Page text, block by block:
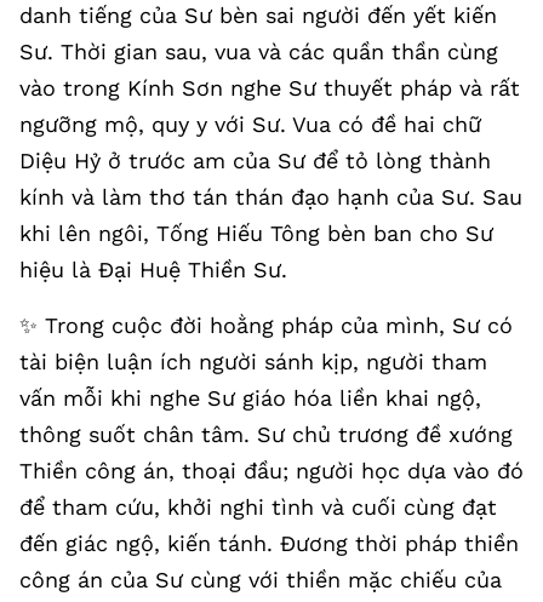
danh tiếng của Sư bèn sai người đến yết kiến
Sư. Thời gian sau, vua và các quần thần cùng
vào trong Kính Sơn nghe Sư thuyết pháp và rất
ngưỡng mộ, quy y với Sư. Vua có đề hai chữ
Diệu Hỷ ở trước am của Sư để tỏ lòng thành
kính và làm thơ tán thán đạo hạnh của Sư. Sau
khi lên ngôi, Tống Hiếu Tông bèn ban cho Sư
hiệu là Đại Huệ Thiền Sư.
✨️ Trong cuộc đời hoằng pháp của mình, Sư có
tài biện luận ích người sánh kịp, người tham
vấn mỗi khi nghe Sư giáo hóa liền khai ngộ,
thông suốt chân tâm. Sư chủ trương đề xướng
Thiền công án, thoại đầu; người học dựa vào đó
để tham cứu, khởi nghi tình và cuối cùng đạt
đến giác ngộ, kiến tánh. Đương thời pháp thiền
công án của Sư cùng với thiền mặc chiếu của